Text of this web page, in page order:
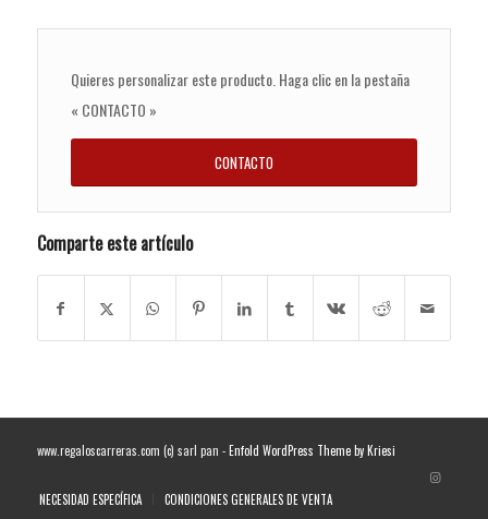
Quieres personalizar este producto. Haga clic en la pestaña
« CONTACTO »
CONTACTO
Comparte este artículo
www.regaloscarreras.com (c) sarl pan -Enfold WordPress Theme by Kriesi
NECESIDAD ESPECÍFICA CONDICIONES GENERALES DE VENTA